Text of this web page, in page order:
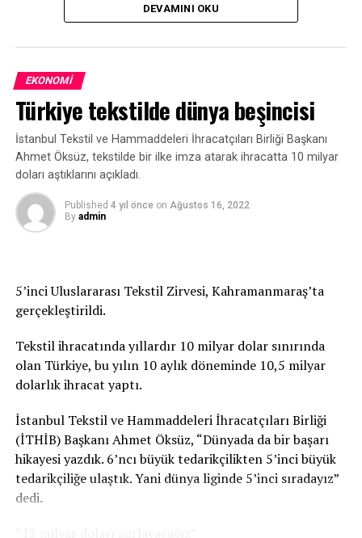
almada Rektör Hasan Kılıç’ın keyfi davranışları öğretim
üyeleri arasında tartışmalara sebep olduğu iddia ediliyor.
KAÇMIYOR
Rektör Prof.dr. Hasan Kılıç, üniversitenin mevcut
sıkıntılarını bildiği halde gezilerdeki kişisel
harcamalarına özen göstermemesi dikkatlerden
kaçmıyor. Ayrıca üniversitede sadece bir adet
Gambiya’li öğrenci varken, sırf harcırah almak için
yurtdışı seyahate çıkarak DAÜ’yü kendi keyfi için zarara
uğrattığı da gelen başka iddialar arasında. Gambiya
toplu yemekler, hediyeler, 5 yıldız otel masrafları çalışan
maaşları bile zor ödenen DAÜ’de vicdanları sızlattığı
ÜSTEL HÜKÜMETİ, DAÜ’YE MADDİ OLARAK TÜM
DESTEKLERİ YAPIYOR.
Hükümet DAÜ’ye büyük önem veriyor. Başbakan Ünal
Üstel “DAÜ gözbebeğimiz” diyerek her fırsatta DAÜ’ye
destek veriyor. Geçen hafta maaşların ve borçların
ödenmesi için, Maliye Bakanlığı tarafından 400 milyon
hibe verildi. Bilindiği gibi birkaç ay önce DAÜ’nün devlete
DEVAMINI OKU
EKONOMI
Türkiye tekstilde dünya beşincisi
İstanbul Tekstil ve Hammaddeleri İhracatçıları Birliği Başkanı
Ahmet Öksüz, tekstilde bir ilke imza atarak ihracatta 10 milyar
doları aştıklarını açıkladı.
Published 4 yıl önce on Ağustos 16, 2022
By admin
5’inci Uluslararası Tekstil Zirvesi, Kahramanmaraş’ta
gerçekleştirildi.
Tekstil ihracatında yıllardır 10 milyar dolar sınırında
olan Türkiye, bu yılın 10 aylık döneminde 10,5 milyar
dolarlık ihracat yaptı.
İstanbul Tekstil ve Hammaddeleri İhracatçıları Birliği
(İTHİB) Başkanı Ahmet Öksüz, “Dünyada da bir başarı
hikayesi yazdık. 6’ncı büyük tedarikçilikten 5’inci büyük
tedarikçiliğe ulaştık. Yani dünya liginde 5’inci sıradayız”
dedi.